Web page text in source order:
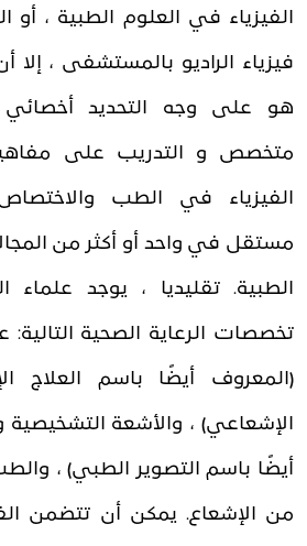
الفيزياء في العلوم الطبية ، أو
فيزياء الراديو بالمستشفى ، إلا
هو على وجه التحديد
متخصص و التدريب على
الفيزياء في الطب
مستقل في واحد أو أكثر من
الطبية. تقليديا ، يوجد علماء
تخصصات الرعاية الصحية التالية:
(المعروف أيضًا باسم العلاج
الإشعاعي) ، والأشعة التشخيصية
أيضًا باسم التصوير الطبي) ،
من الإشعاع. يمكن أن تتضمن